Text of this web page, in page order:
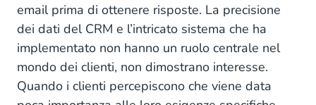
email prima di ottenere risposte. La precisione
dei dati del CRM e l’intricato sistema che ha
implementato non hanno un ruolo centrale nel
mondo dei clienti, non dimostrano interesse.
Quando i clienti percepiscono che viene data